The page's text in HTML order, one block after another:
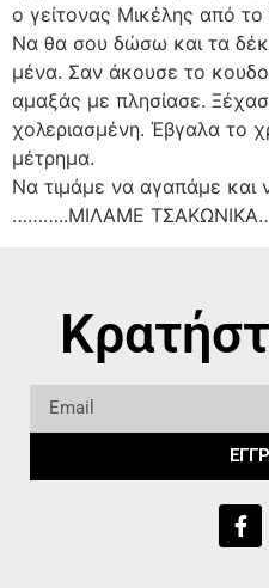
ο γείτονας Μικέλης από
Να θα σου δώσω και τα
μένα. Σαν άκουσε το
αμαξάς με πλησίασε.
χολεριασμένη. Έβγαλα το
μέτρημα.
Να τιμάμε να αγαπάμε και
………..ΜΙΛΑΜΕ